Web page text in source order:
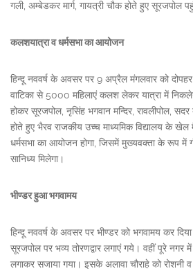
गली, अम्बेडकर मार्ग, गायत्री चौक होते हुए सूरजपोल
कलशयात्रा व धर्मसभा का आयोजन
हिन्दू नववर्ष के अवसर पर 9 अप्रैल मंगलवार को
वाटिका से 5000 महिलाएं कलश लेकर यात्रा में
होकर सूरजपोल, नृसिंह भगवान मन्दिर, रावलीपोल, सदर
होते हुए भैरव राजकीय उच्च माध्यमिक विद्यालय के खेल
धर्मसभा का आयोजन होगा, जिसमें मुख्यवक्ता के रूप में
सानिध्य मिलेगा।
भीण्डर हुआ भगवामय
हिन्दू नववर्ष के अवसर पर भीण्डर को भगवामय कर
सूरजपोल पर भव्य तोरणद्वार लगाएं गये। वहीं पूरे नगर में
लगाकर सजाया गया। इसके अलावा चौराहे को रोशनी